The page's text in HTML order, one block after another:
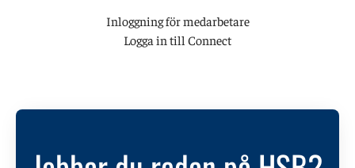
Inloggning för medarbetare
Logga in till Connect